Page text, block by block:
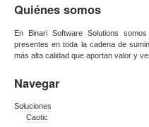
Quiénes somos
En Binari Software Solutions
presentes en toda la cadena de
más alta calidad que aportan valor y
Navegar
Soluciones
Caotic